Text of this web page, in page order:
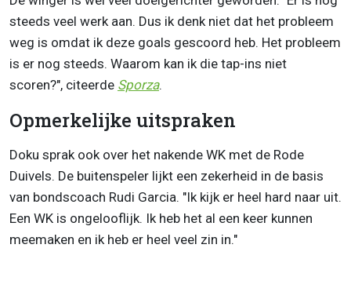
steeds veel werk aan. Dus ik denk niet dat het probleem
weg is omdat ik deze goals gescoord heb. Het probleem
is er nog steeds. Waarom kan ik die tap-ins niet
scoren?", citeerde Sporza.
Opmerkelijke uitspraken
Doku sprak ook over het nakende WK met de Rode
Duivels. De buitenspeler lijkt een zekerheid in de basis
van bondscoach Rudi Garcia. "Ik kijk er heel hard naar uit.
Een WK is ongelooflijk. Ik heb het al een keer kunnen
meemaken en ik heb er heel veel zin in."